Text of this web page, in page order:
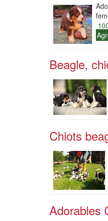
Beagle,
Chiots
Adorables